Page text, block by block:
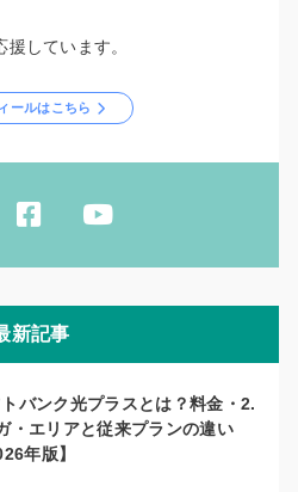
しています。
ールはこちら
新記事
トバンク光プラスとは？料金・2.
・エリアと従来プランの違い
年版】